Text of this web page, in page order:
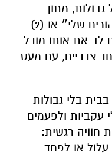
גבולות, מתוך
אמונה ש״אני לא אהיה כמו ההורים שלי״ או (2)
לב את אותו מודל
צדדיים, עם מעט
בלי גבולות
עקביות ולפעמים
חוויה רגשית:
או לפחד